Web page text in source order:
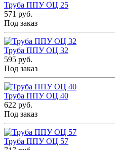
Труба ППУ ОЦ 25
571 руб.
Под заказ
Труба ППУ ОЦ 32
595 руб.
Под заказ
Труба ППУ ОЦ 40
622 руб.
Под заказ
Труба ППУ ОЦ 57